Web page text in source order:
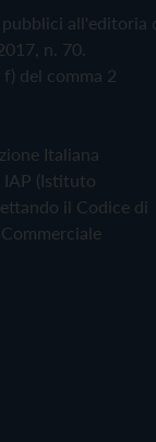
all'editoria
n. 70.
del comma 2
Italiana
IAP (Istituto
il Codice di